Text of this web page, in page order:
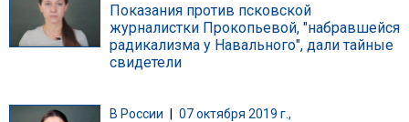
Показания против псковской
журналистки Прокопьевой, "набравшейся
радикализма у Навального", дали тайные
свидетели
В России 07 октября 2019 г.,